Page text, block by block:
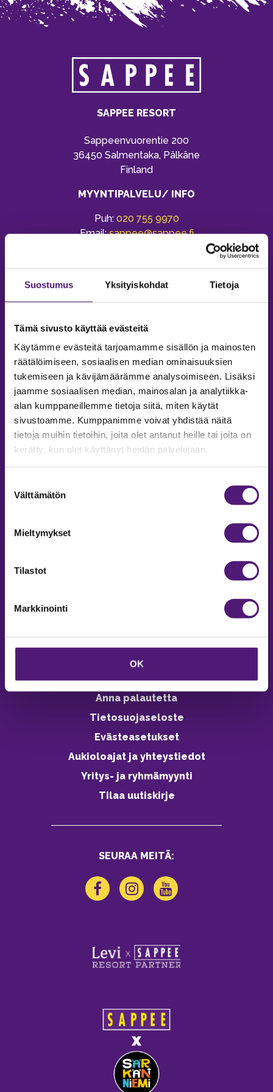
Suostumus Yksityiskohdat Tietoja
Tämä sivusto käyttää evästeitä
Käytämme evästeitä tarjoamamme sisällön ja mainosten
räätälöimiseen, sosiaalisen median ominaisuuksien
tukemiseen ja kävijämäärämme analysoimiseen. Lisäksi
jaamme sosiaalisen median, mainosalan ja analytiikka-
alan kumppaneillemme tietoja siitä, miten käytät
sivustoamme. Kumppanimme voivat yhdistää näitä
tietoja muihin tietoihin, joita olet antanut heille tai joita on
kerätty, kun olet käyttänyt heidän palvelujaan.
valinta
Välttämätön
Mieltymykset
Tilastot
Markkinointi
OK
SAPPEE RESORT
Sappeenvuorentie 200
36450 Salmentaka, Pälkäne
Finland
MYYNTIPALVELU/ INFO
Puh: 020 755 9970
Email:sappee@sappee.fi
MAJOITUS
Tiedustelut & Varaukset
Vastuullisuus
Ympäristöohjelma
Avoimet työpaikat
Anna palautetta
Tietosuojaseloste
Evästeasetukset
Aukioloajat ja yhteystiedot
Yritys- ja ryhmämyynti
Tilaa uutiskirje
SEURAA MEITÄ: